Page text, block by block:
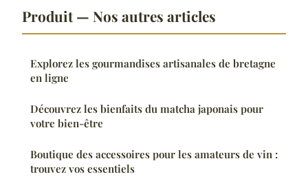
Produit — Nos autres articles
Explorez les gourmandises artisanales de bretagne
en ligne
Découvrez les bienfaits du matcha japonais pour
votre bien-être
Boutique des accessoires pour les amateurs de vin :
trouvez vos essentiels